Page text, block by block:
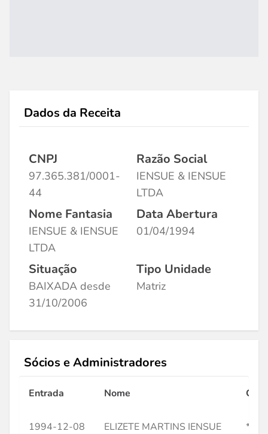
Dados da Receita
CNPJ
97.365.381/0001-
44
Razão Social
IENSUE & IENSUE
LTDA
Nome Fantasia
IENSUE & IENSUE
LTDA
Data Abertura
01/04/1994
Situação
BAIXADA desde
31/10/2006
Tipo Unidade
Matriz
Sócios e Administradores
Entrada Nome CPF
1994-12-08 ELIZETE MARTINS IENSUE